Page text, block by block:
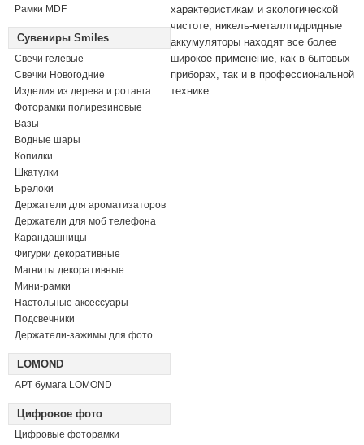
Рамки MDF
Сувениры Smiles
Свечи гелевые
Свечки Новогодние
Изделия из дерева и ротанга
Фоторамки полирезиновые
Вазы
Водные шары
Копилки
Шкатулки
Брелоки
Держатели для ароматизаторов
Держатели для моб телефона
Карандашницы
Фигурки декоративные
Магниты декоративные
Мини-рамки
Настольные аксессуары
Подсвечники
Держатели-зажимы для фото
LOMOND
АРТ бумага LOMOND
Цифровое фото
Цифровые фоторамки
характеристикам и экологической
чистоте, никель-металлгидридные
аккумуляторы находят все более
широкое применение, как в бытовых
приборах, так и в профессиональной
технике.